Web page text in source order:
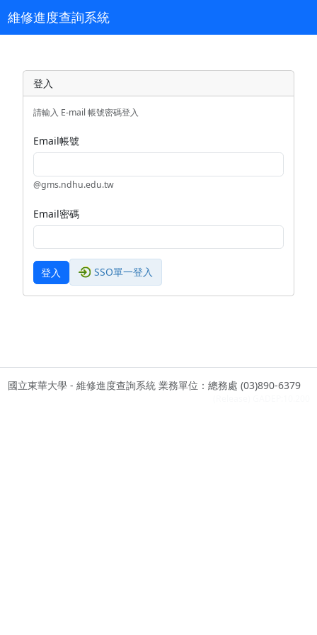
維修進度查詢系統
登入
請輸入 E-mail 帳號密碼登入
Email帳號
@gms.ndhu.edu.tw
Email密碼
SSO單一登入
國立東華大學 - 維修進度查詢系統 業務單位：總務處 (03)890-6379